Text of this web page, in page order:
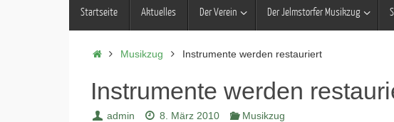
Inhalt
springen
Startseite Aktuelles Der Verein Der Jelmstorfer Musikzug
StartMusikzug Instrumente werden restauriert
Instrumente werden
admin 8. März 2010 Musikzug